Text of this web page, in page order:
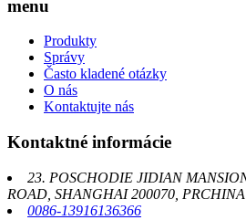
menu
Produkty
Správy
Často kladené otázky
O nás
Kontaktujte nás
Kontaktné informácie
23. POSCHODIE JIDIAN
ROAD, SHANGHAI 200070, PRCHINA
0086-13916136366